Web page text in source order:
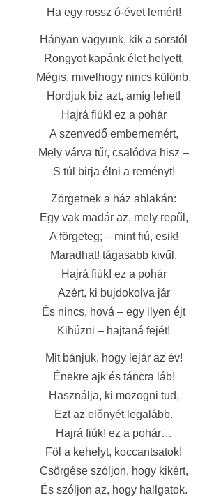
Ha egy rossz ó-évet lemért!
Hányan vagyunk, kik a sorstól
Rongyot kapánk élet helyett,
Mégis, mivelhogy nincs különb,
Hordjuk biz azt, amíg lehet!
Hajrá fiúk! ez a pohár
A szenvedő embernemért,
Mely várva tűr, csalódva hisz –
S túl birja élni a reményt!
Zörgetnek a ház ablakán:
Egy vak madár az, mely repűl,
A förgeteg; – mint fiú, esik!
Maradhat! tágasabb kivűl.
Hajrá fiúk! ez a pohár
Azért, ki bujdokolva jár
És nincs, hová – egy ilyen éjt
Kihúzni – hajtaná fejét!
Mit bánjuk, hogy lejár az év!
Énekre ajk és táncra láb!
Használja, ki mozogni tud,
Ezt az előnyét legalább.
Hajrá fiúk! ez a pohár…
Föl a kehelyt, koccantsatok!
Csörgése szóljon, hogy kikért,
És szóljon az, hogy hallgatok.